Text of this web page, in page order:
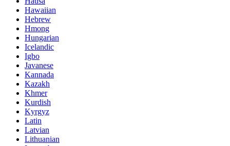
Hawaiian
Hebrew
Hmong
Hungarian
Icelandic
Igbo
Javanese
Kannada
Kazakh
Khmer
Kurdish
Kyrgyz
Latin
Latvian
Lithuanian